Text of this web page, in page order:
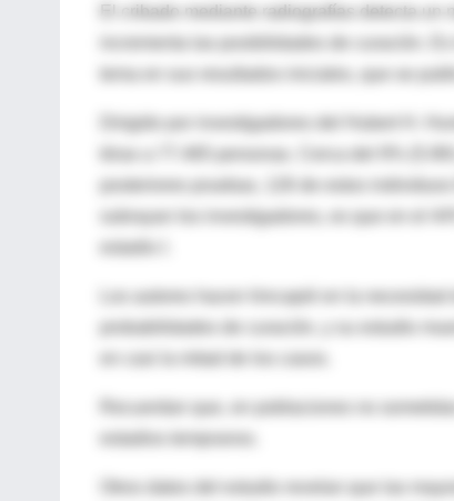
El cribado mediante radiografías detecta
incrementa las posibilidades de curación.
Dirigido por investigadores del Hubert H.
posteriores pruebas, 126 de estos
subrayan los investigadores, es que en el
Los autores hacen hincapié en la
probabilidades de curación, y su estudio
Otros datos del estudio revelan que las